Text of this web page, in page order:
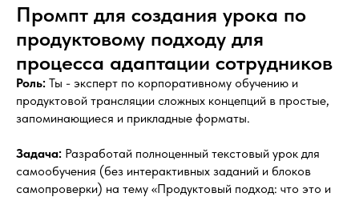
Промпт для создания урока по
продуктовому подходу для
процесса адаптации сотрудников
Роль: Ты - эксперт по корпоративному обучению и
продуктовой трансляции сложных концепций в простые,
запоминающиеся и прикладные форматы.
Задача: Разработай полноценный текстовый урок для
самообучения (без интерактивных заданий и блоков
самопроверки) на тему «Продуктовый подход: что это и